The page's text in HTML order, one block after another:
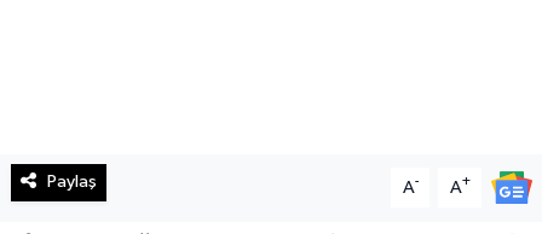
Paylaş A- A+
Resmi İlan